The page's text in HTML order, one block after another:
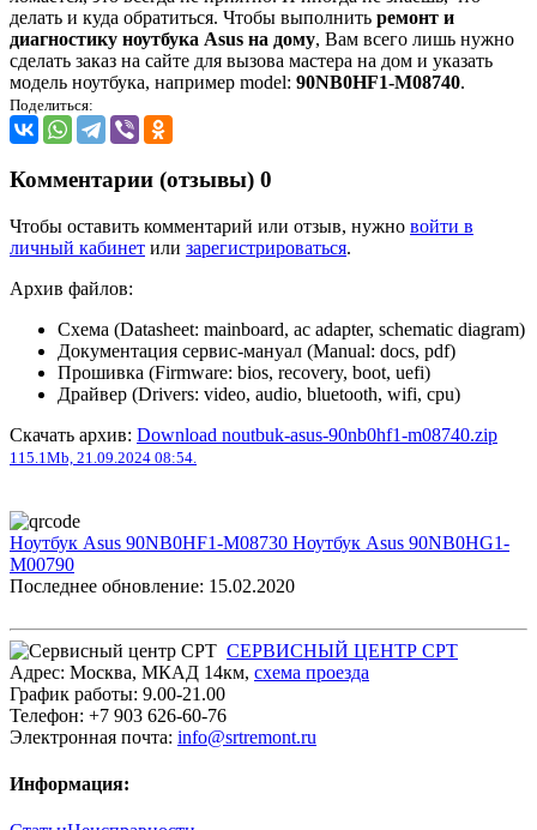
делать и куда обратиться. Чтобы выполнить ремонт и
диагностику ноутбука Asus на дому, Вам всего лишь нужно
сделать заказ на сайте для вызова мастера на дом и указать
модель ноутбука, например model: 90NB0HF1-M08740.
Поделиться:
Комментарии (отзывы) 0
Чтобы оставить комментарий или отзыв, нужно войти в
личный кабинет или зарегистрироваться.
Архив файлов:
Схема (Datasheet: mainboard, ac adapter, schematic diagram)
Документация сервис-мануал (Manual: docs, pdf)
Прошивка (Firmware: bios, recovery, boot, uefi)
Драйвер (Drivers: video, audio, bluetooth, wifi, cpu)
Скачать архив: Download noutbuk-asus-90nb0hf1-m08740.zip
115.1Mb, 21.09.2024 08:54.
Ноутбук Asus 90NB0HF1-M08730 Ноутбук Asus 90NB0HG1-
M00790
Последнее обновление: 15.02.2020
СЕРВИСНЫЙ ЦЕНТР СРТ
Адрес: Москва, МКАД 14км, cхема проезда
График работы: 9.00-21.00
Телефон: +7 903 626-60-76
Электронная почта: info@srtremont.ru
Информация: